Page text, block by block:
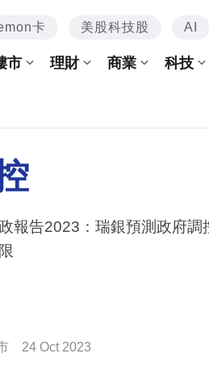
卡 美股科技股 AI
市 理財 商業 科技
報告2023：瑞銀預測政府調
24 Oct 2023